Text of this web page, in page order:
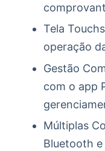
Tela
operação
Gestão
com o app
Múltiplas
Bluetooth